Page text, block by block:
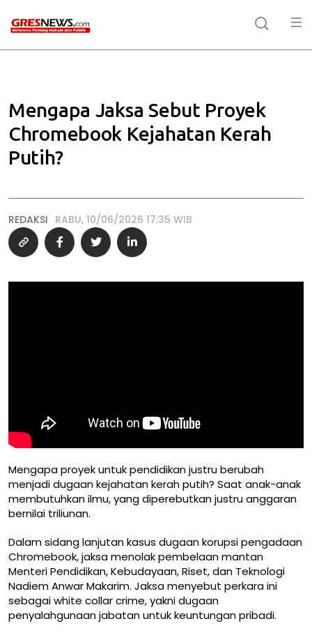
Mengapa Jaksa Sebut Proyek
Chromebook Kejahatan Kerah
Putih?
REDAKSI RABU, 10/06/2026 17:35 WIB
Mengapa proyek untuk pendidikan justru berubah
menjadi dugaan kejahatan kerah putih? Saat anak-anak
membutuhkan ilmu, yang diperebutkan justru anggaran
bernilai triliunan.
Dalam sidang lanjutan kasus dugaan korupsi pengadaan
Chromebook, jaksa menolak pembelaan mantan
Menteri Pendidikan, Kebudayaan, Riset, dan Teknologi
Nadiem Anwar Makarim. Jaksa menyebut perkara ini
sebagai white collar crime, yakni dugaan
penyalahgunaan jabatan untuk keuntungan pribadi.